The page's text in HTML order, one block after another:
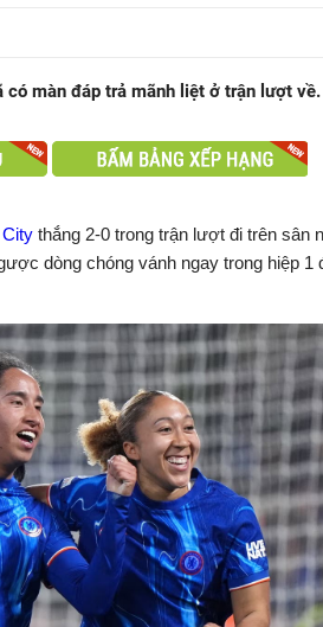
màn đáp trả mãnh liệt ở trận lượt về.
thắng 2-0 trong trận lượt đi trên sân
dòng chóng vánh ngay trong hiệp 1